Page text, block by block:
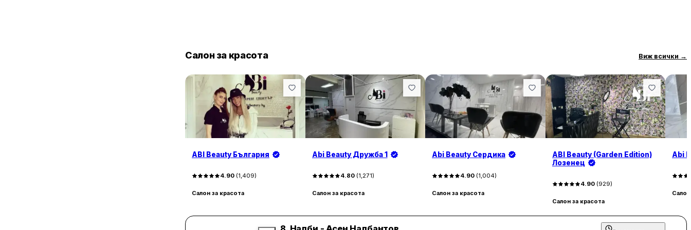
Салон за красота Виж всички →
ABI Beauty България
4.90 (1,409)
Салон за красота
Abi Beauty Дружба 1
4.80(1,271)
Салон за красота
Abi Beauty Сердика
4.90 (1,004)
Салон за красота
ABI Beauty (Garden Edition)
Лозенец
4.90(929)
Салон за красота
Abi